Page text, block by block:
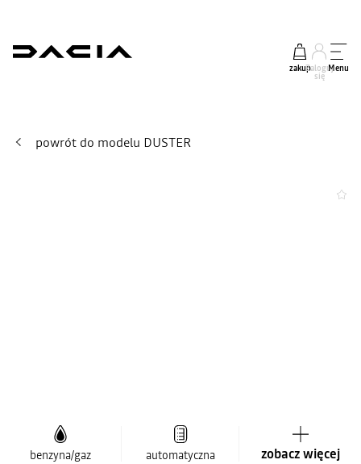
zakupZaloguj
się
Menu
powrót do modelu DUSTER
benzyna/gaz automatyczna zobacz więcej